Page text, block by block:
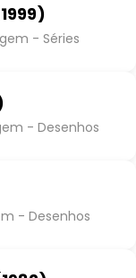
- Séries
- Desenhos
- Desenhos